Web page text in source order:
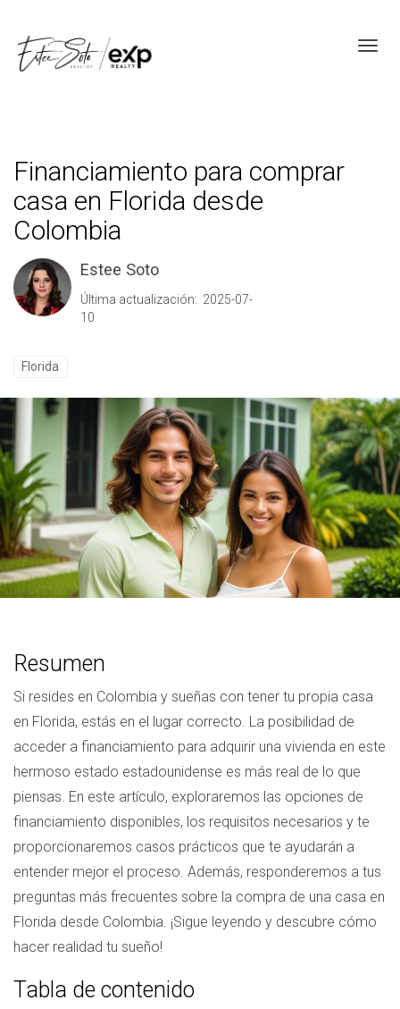
Financiamiento para comprar
casa en Florida desde
Colombia
Estee Soto
Última actualización: 2025-07-
10
Florida
Resumen
Si resides en Colombia y sueñas con tener tu propia casa
en Florida, estás en el lugar correcto. La posibilidad de
acceder a financiamiento para adquirir una vivienda en este
hermoso estado estadounidense es más real de lo que
piensas. En este artículo, exploraremos las opciones de
financiamiento disponibles, los requisitos necesarios y te
proporcionaremos casos prácticos que te ayudarán a
entender mejor el proceso. Además, responderemos a tus
preguntas más frecuentes sobre la compra de una casa en
Florida desde Colombia. ¡Sigue leyendo y descubre cómo
hacer realidad tu sueño!
Tabla de contenido